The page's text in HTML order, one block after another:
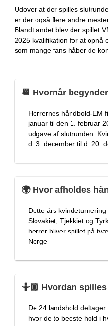
Udover at der spilles
er der også flere andre
Blandt andet blev der spillet
2025 kvalifikation for at opnå
som mange fans håber de
📆 Hvornår
Herrernes håndbold-EM
januar til den 1. februar
udgave af slutrunden.
d. 3. december til d. 20.
🌍 Hvor afholdes
Dette års
Slovakiet, Tjekkiet og
herrer bliver spillet på
Norge
🤷🏼 Hvordan
De 24 landshold deltager
hvor de to bedste hold i